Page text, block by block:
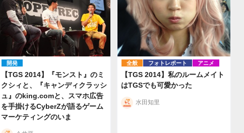
開発
【TGS 2014】『モンスト』のミ
クシィと、『キャンディクラッシ
ュ』のking.comと、スマホ広告
を手掛けるCyberZが語るゲーム
マーケティングのいま
全般 フォトレポート アニメ
【TGS 2014】私のルームメイト
はTGSでも可愛かった
水田知里